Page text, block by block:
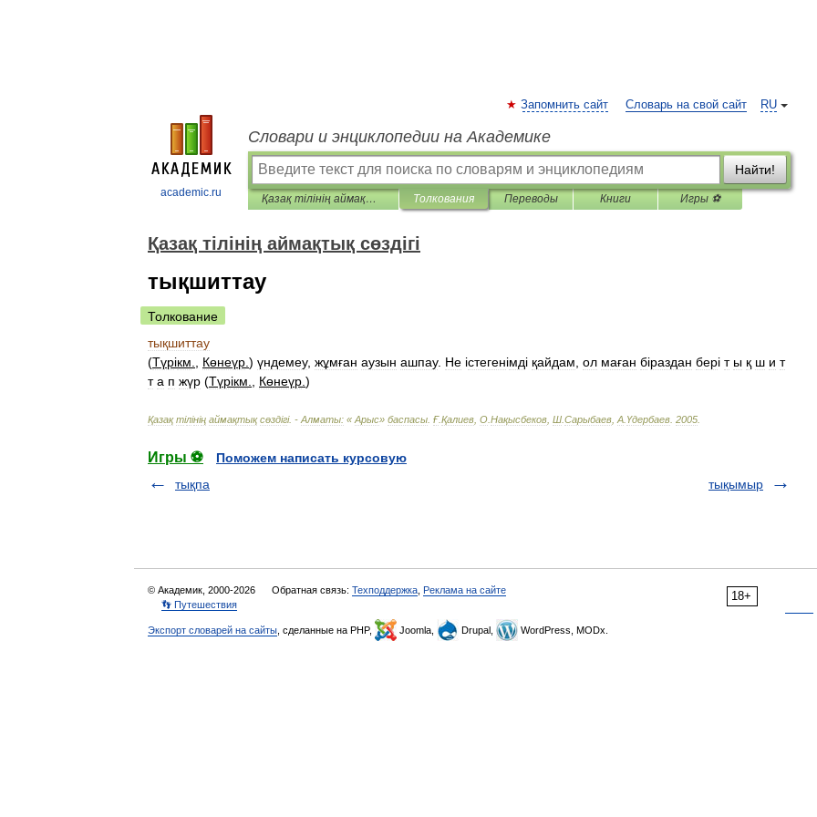
academic.ru
RU
Запомнить сайт Словарь на свой сайт
Словари и энциклопедии на Академике
Найти!
Қазақ тілінің аймақтық сөздігі Толкования Переводы Книги Игры ⚽
Қазақ тілінің аймақтық сөздігі
тықшиттау
Толкование
тықшиттау
(Түрікм Көнеүр ) үндемеу, жұмған аузын ашпау. Не істегенімді қайдам ол маған біраздан бері т ы қ ш и т
т а п жүр (Түрікм Көнеүр )
Қазақ тілінің аймақтық сөздігі. - Алматы: « Арыс» баспасы Ғ.Қалиев О Нақысбеков Ш Сарыбаев А Үдербаев 2005
Игры ⚽
Поможем написать курсовую
тықпа
тықымыр
18+
© Академик, 2000-2026 Обратная связь: Техподдержка Реклама на сайте
👣 Путешествия
Экспорт словарей на сайты , сделанные на PHP, Joomla, Drupal, WordPress, MODx.